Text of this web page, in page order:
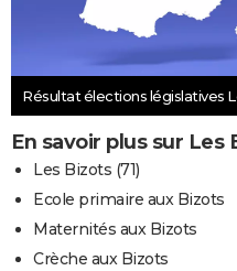
Résultat élections législatives
En savoir plus sur Les
Les Bizots (71)
Ecole primaire aux Bizots
Maternités aux Bizots
Crèche aux Bizots